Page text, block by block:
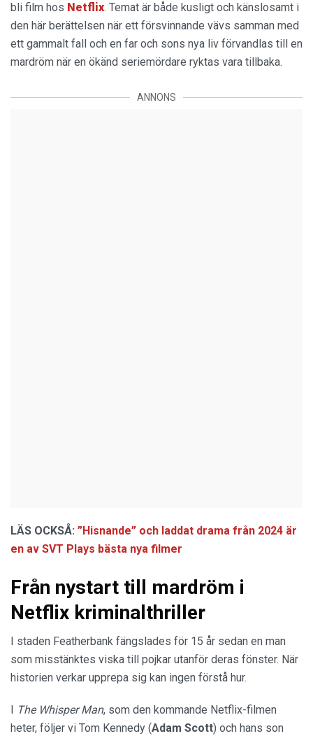
bli film hos Netflix. Temat är både kusligt och känslosamt i
den här berättelsen när ett försvinnande vävs samman med
ett gammalt fall och en far och sons nya liv förvandlas till en
mardröm när en ökänd seriemördare ryktas vara tillbaka.
ANNONS
LÄS OCKSÅ: ”Hisnande” och laddat drama från 2024 är
en av SVT Plays bästa nya filmer
Från nystart till mardröm i
Netflix kriminalthriller
I staden Featherbank fängslades för 15 år sedan en man
som misstänktes viska till pojkar utanför deras fönster. När
historien verkar upprepa sig kan ingen förstå hur.
I The Whisper Man, som den kommande Netflix-filmen
heter, följer vi Tom Kennedy (Adam Scott) och hans son